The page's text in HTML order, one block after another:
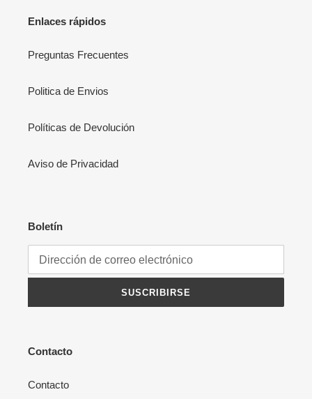
Enlaces rápidos
Preguntas Frecuentes
Politica de Envios
Políticas de Devolución
Aviso de Privacidad
Boletín
SUSCRIBIRSE
Contacto
Contacto